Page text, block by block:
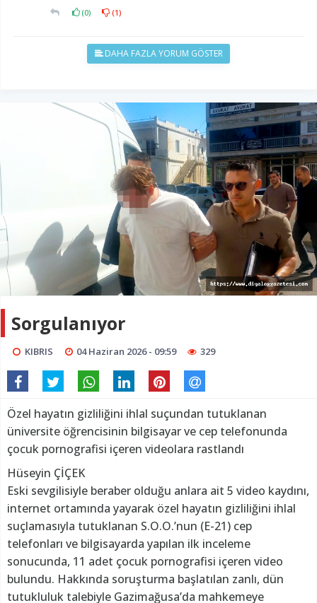
(0) (1)
DAHA FAZLA YORUM GÖSTER
Sorgulanıyor
KIBRIS 04 Haziran 2026 - 09:59 329
Özel hayatın gizliliğini ihlal suçundan tutuklanan
üniversite öğrencisinin bilgisayar ve cep telefonunda
çocuk pornografisi içeren videolara rastlandı
Hüseyin ÇİÇEK
Eski sevgilisiyle beraber olduğu anlara ait 5 video kaydını,
internet ortamında yayarak özel hayatın gizliliğini ihlal
suçlamasıyla tutuklanan S.O.O.’nun (E-21) cep
telefonları ve bilgisayarda yapılan ilk inceleme
sonucunda, 11 adet çocuk pornografisi içeren video
bulundu. Hakkında soruşturma başlatılan zanlı, dün
tutukluluk talebiyle Gazimağusa’da mahkemeye